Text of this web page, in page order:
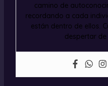
camino de
recordando a cada
están dentro de ellos.
despertar de